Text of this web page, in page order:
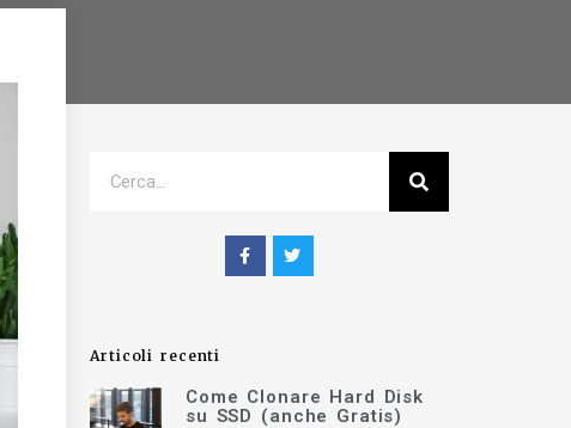
Articoli recenti
Come Clonare Hard Disk
su SSD (anche Gratis)